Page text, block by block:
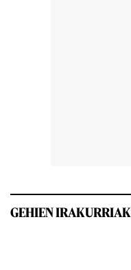
GEHIEN IRAKURRIAK